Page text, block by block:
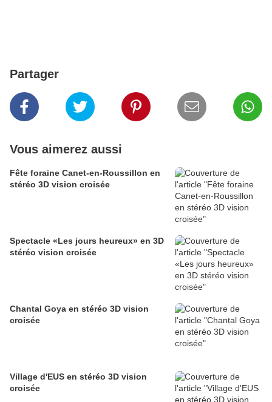
Partager
Vous aimerez aussi
Fête foraine Canet-en-Roussillon en
stéréo 3D vision croisée
Spectacle «Les jours heureux» en 3D
stéréo vision croisée
Chantal Goya en stéréo 3D vision
croisée
Village d'EUS en stéréo 3D vision
croisée